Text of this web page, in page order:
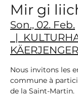
Mir gi
Son., 02. Feb.
  |
Nous invitons les
commune à
de la Saint-Martin.